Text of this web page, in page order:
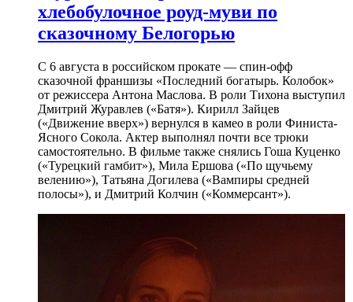
хлебобулочное роуд-муви по
сказочному Белогорью
С 6 августа в российском прокате — спин-офф
сказочной франшизы «Последний богатырь. Колобок»
от режиссера Антона Маслова. В роли Тихона выступил
Дмитрий Журавлев («Батя»). Кирилл Зайцев
(«Движение вверх») вернулся в камео в роли Финиста-
Ясного Сокола. Актер выполнял почти все трюки
самостоятельно. В фильме также снялись Гоша Куценко
(«Турецкий гамбит»), Мила Ершова («По щучьему
велению»), Татьяна Догилева («Вампиры средней
полосы»), и Дмитрий Колчин («Коммерсант»).